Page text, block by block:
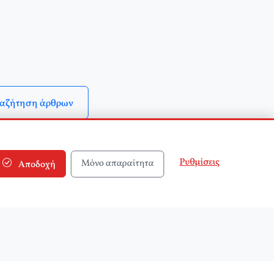
άρθρων
Αποδοχή Μόνο απαραίτητα Ρυθμίσεις